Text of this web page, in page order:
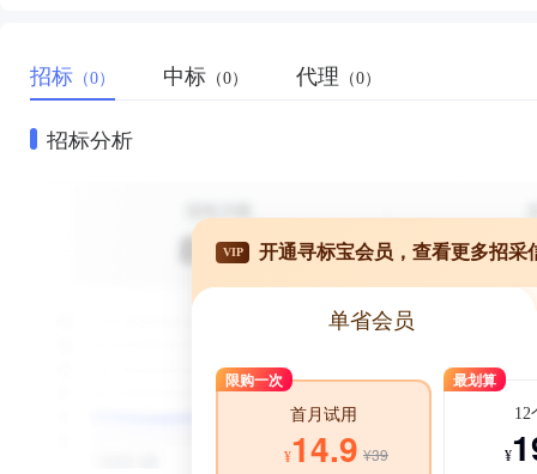
招标 （0） 中标 （0） 代理 （0）
招标分析
VIP 开通寻标宝会员，查看更多招采
单省会员
限购一次
首月试用
¥14.9 ¥39
最划算
12
¥